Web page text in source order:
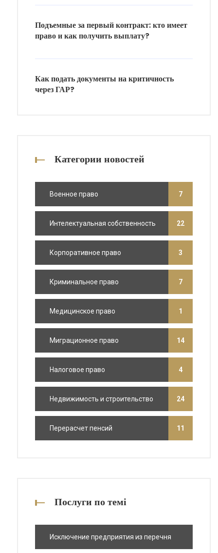
Подъемные за первый контракт: кто имеет
право и как получить выплату?
Как подать документы на критичность
через ГАР?
Категории новостей
Военное право 7
Интелектуальная собственность 22
Корпоративное право 3
Криминальное право 7
Медицинское право 1
Миграционное право 14
Налоговое право 4
Недвижимость и строительство 24
Перерасчет пенсий 11
Послуги по темі
Исключение предприятия из перечня